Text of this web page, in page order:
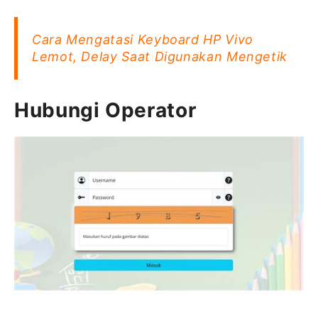
Cara Mengatasi Keyboard HP Vivo
Lemot, Delay Saat Digunakan Mengetik
Hubungi Operator